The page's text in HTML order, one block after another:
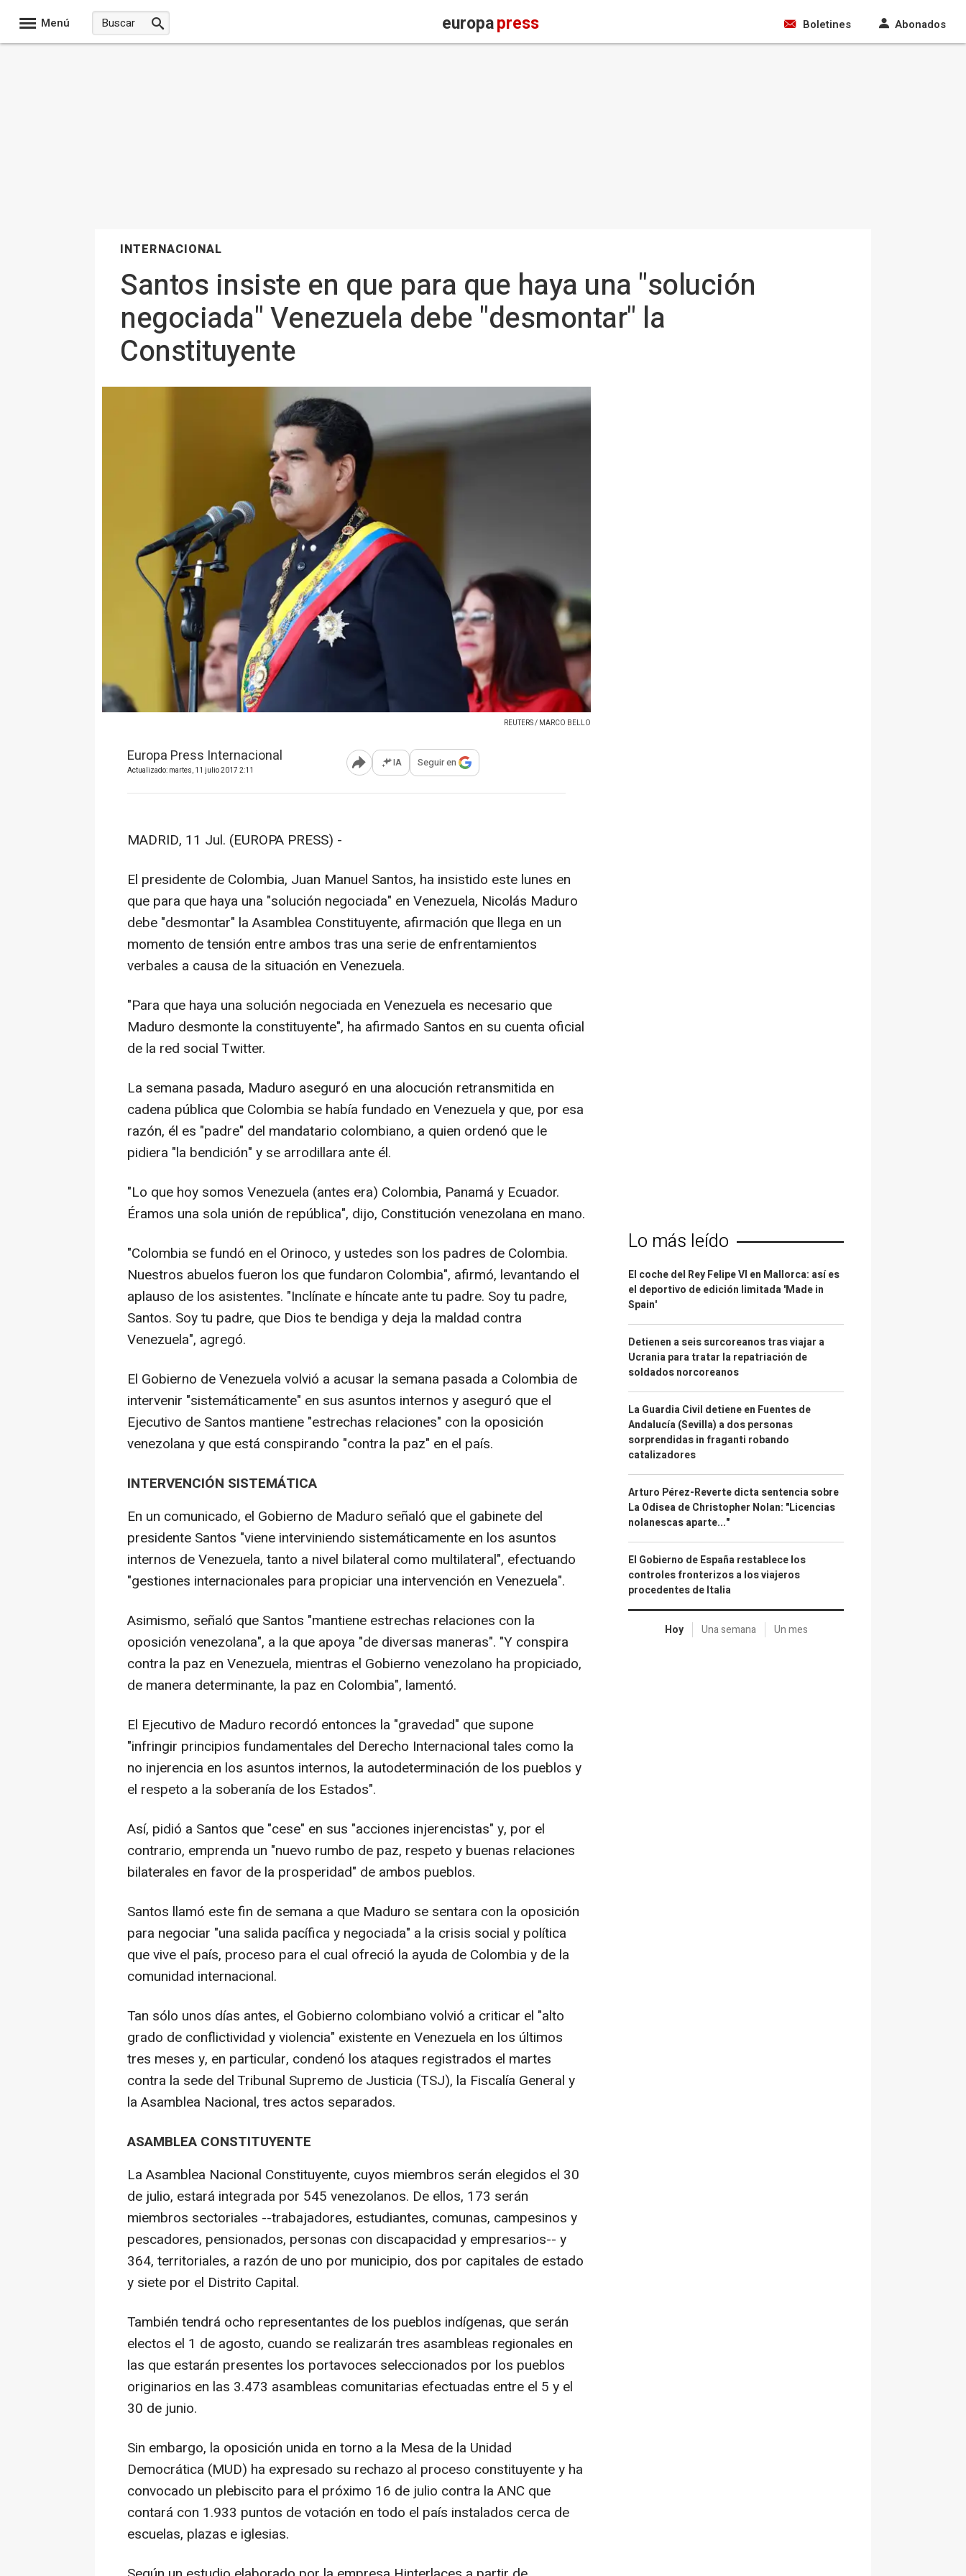
Menú europapress Boletines Abonados
INTERNACIONAL
Santos insiste en que para que haya una "solución
negociada" Venezuela debe "desmontar" la
Constituyente
REUTERS / MARCO BELLO
Europa Press Internacional
Actualizado: martes, 11 julio 2017 2:11 Abrir opciones para compartir
IA Seguir en
MADRID, 11 Jul. (EUROPA PRESS) -
El presidente de Colombia, Juan Manuel Santos, ha insistido este lunes en
que para que haya una "solución negociada" en Venezuela, Nicolás Maduro
debe "desmontar" la Asamblea Constituyente, afirmación que llega en un
momento de tensión entre ambos tras una serie de enfrentamientos
verbales a causa de la situación en Venezuela.
"Para que haya una solución negociada en Venezuela es necesario que
Maduro desmonte la constituyente", ha afirmado Santos en su cuenta oficial
de la red social Twitter.
La semana pasada, Maduro aseguró en una alocución retransmitida en
cadena pública que Colombia se había fundado en Venezuela y que, por esa
razón, él es "padre" del mandatario colombiano, a quien ordenó que le
pidiera "la bendición" y se arrodillara ante él.
"Lo que hoy somos Venezuela (antes era) Colombia, Panamá y Ecuador.
Éramos una sola unión de república", dijo, Constitución venezolana en mano.
"Colombia se fundó en el Orinoco, y ustedes son los padres de Colombia.
Nuestros abuelos fueron los que fundaron Colombia", afirmó, levantando el
aplauso de los asistentes. "Inclínate e híncate ante tu padre. Soy tu padre,
Santos. Soy tu padre, que Dios te bendiga y deja la maldad contra
Venezuela", agregó.
El Gobierno de Venezuela volvió a acusar la semana pasada a Colombia de
intervenir "sistemáticamente" en sus asuntos internos y aseguró que el
Ejecutivo de Santos mantiene "estrechas relaciones" con la oposición
venezolana y que está conspirando "contra la paz" en el país.
INTERVENCIÓN SISTEMÁTICA
En un comunicado, el Gobierno de Maduro señaló que el gabinete del
presidente Santos "viene interviniendo sistemáticamente en los asuntos
internos de Venezuela, tanto a nivel bilateral como multilateral", efectuando
"gestiones internacionales para propiciar una intervención en Venezuela".
Asimismo, señaló que Santos "mantiene estrechas relaciones con la
oposición venezolana", a la que apoya "de diversas maneras". "Y conspira
contra la paz en Venezuela, mientras el Gobierno venezolano ha propiciado,
de manera determinante, la paz en Colombia", lamentó.
El Ejecutivo de Maduro recordó entonces la "gravedad" que supone
"infringir principios fundamentales del Derecho Internacional tales como la
no injerencia en los asuntos internos, la autodeterminación de los pueblos y
el respeto a la soberanía de los Estados".
Así, pidió a Santos que "cese" en sus "acciones injerencistas" y, por el
contrario, emprenda un "nuevo rumbo de paz, respeto y buenas relaciones
bilaterales en favor de la prosperidad" de ambos pueblos.
Santos llamó este fin de semana a que Maduro se sentara con la oposición
para negociar "una salida pacífica y negociada" a la crisis social y política
que vive el país, proceso para el cual ofreció la ayuda de Colombia y de la
comunidad internacional.
Tan sólo unos días antes, el Gobierno colombiano volvió a criticar el "alto
grado de conflictividad y violencia" existente en Venezuela en los últimos
tres meses y, en particular, condenó los ataques registrados el martes
contra la sede del Tribunal Supremo de Justicia (TSJ), la Fiscalía General y
la Asamblea Nacional, tres actos separados.
ASAMBLEA CONSTITUYENTE
La Asamblea Nacional Constituyente, cuyos miembros serán elegidos el 30
de julio, estará integrada por 545 venezolanos. De ellos, 173 serán
miembros sectoriales --trabajadores, estudiantes, comunas, campesinos y
pescadores, pensionados, personas con discapacidad y empresarios-- y
364, territoriales, a razón de uno por municipio, dos por capitales de estado
y siete por el Distrito Capital.
También tendrá ocho representantes de los pueblos indígenas, que serán
electos el 1 de agosto, cuando se realizarán tres asambleas regionales en
las que estarán presentes los portavoces seleccionados por los pueblos
originarios en las 3.473 asambleas comunitarias efectuadas entre el 5 y el
30 de junio.
Sin embargo, la oposición unida en torno a la Mesa de la Unidad
Democrática (MUD) ha expresado su rechazo al proceso constituyente y ha
convocado un plebiscito para el próximo 16 de julio contra la ANC que
contará con 1.933 puntos de votación en todo el país instalados cerca de
escuelas, plazas e iglesias.
Lo más leído
El coche del Rey Felipe VI en Mallorca: así es
el deportivo de edición limitada 'Made in
Spain'
Detienen a seis surcoreanos tras viajar a
Ucrania para tratar la repatriación de
soldados norcoreanos
La Guardia Civil detiene en Fuentes de
Andalucía (Sevilla) a dos personas
sorprendidas in fraganti robando
catalizadores
Arturo Pérez-Reverte dicta sentencia sobre
La Odisea de Christopher Nolan: "Licencias
nolanescas aparte..."
El Gobierno de España restablece los
controles fronterizos a los viajeros
procedentes de Italia
Hoy Una semana Un mes